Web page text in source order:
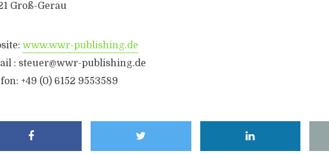
Groß-Gerau
www.wwr-publishing.de
: steuer@wwr-publishing.de
+49 (0) 6152 9553589